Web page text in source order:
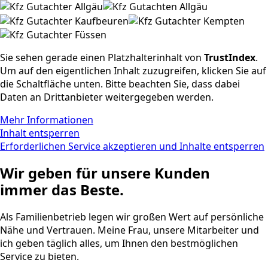
Sie sehen gerade einen Platzhalterinhalt von TrustIndex.
Um auf den eigentlichen Inhalt zuzugreifen, klicken Sie auf
die Schaltfläche unten. Bitte beachten Sie, dass dabei
Daten an Drittanbieter weitergegeben werden.
Mehr Informationen
Inhalt entsperren
Erforderlichen Service akzeptieren und Inhalte entsperren
Wir geben für unsere Kunden
immer das Beste.
Als Familienbetrieb legen wir großen Wert auf persönliche
Nähe und Vertrauen. Meine Frau, unsere Mitarbeiter und
ich geben täglich alles, um Ihnen den bestmöglichen
Service zu bieten.